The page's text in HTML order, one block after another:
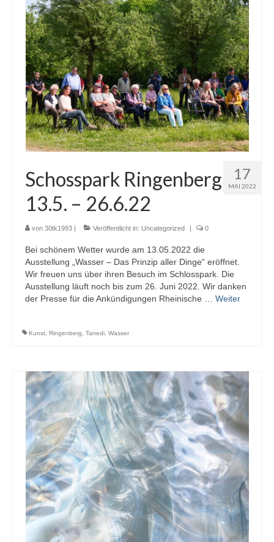
17
MAI 2022
Schosspark Ringenberg
13.5. – 26.6.22
von 30tk1993 | Veröffentlicht in: Uncategorized | 0
Bei schönem Wetter wurde am 13.05.2022 die
Ausstellung „Wasser – Das Prinzip aller Dinge“ eröffnet.
Wir freuen uns über ihren Besuch im Schlosspark. Die
Ausstellung läuft noch bis zum 26. Juni 2022. Wir danken
der Presse für die Ankündigungen Rheinische … Weiter
Kunst Ringenberg Tanedi Wasser